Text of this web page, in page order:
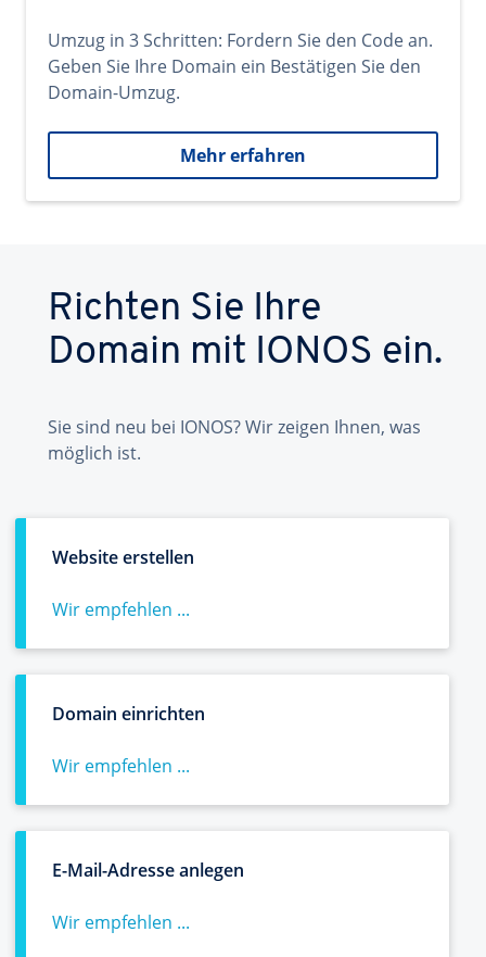
Umzug in 3 Schritten: Fordern Sie den Code an.
Geben Sie Ihre Domain ein Bestätigen Sie den
Domain-Umzug.
Mehr erfahren
Richten Sie Ihre
Domain mit IONOS ein.
Sie sind neu bei IONOS? Wir zeigen Ihnen, was
möglich ist.
Website erstellen
Wir empfehlen ...
Domain einrichten
Wir empfehlen ...
E-Mail-Adresse anlegen
Wir empfehlen ...